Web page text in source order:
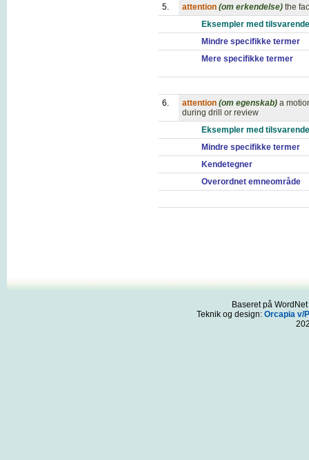
5. attention (om erkendelse) the
Eksempler med
Mindre specifikke termer
Mere specifikke termer
6. attention (om egenskab) a
during drill or review
Eksempler med
Mindre specifikke termer
Kendetegner
Overordnet emneområde
Baseret på
Teknik og design: Orcapia v/